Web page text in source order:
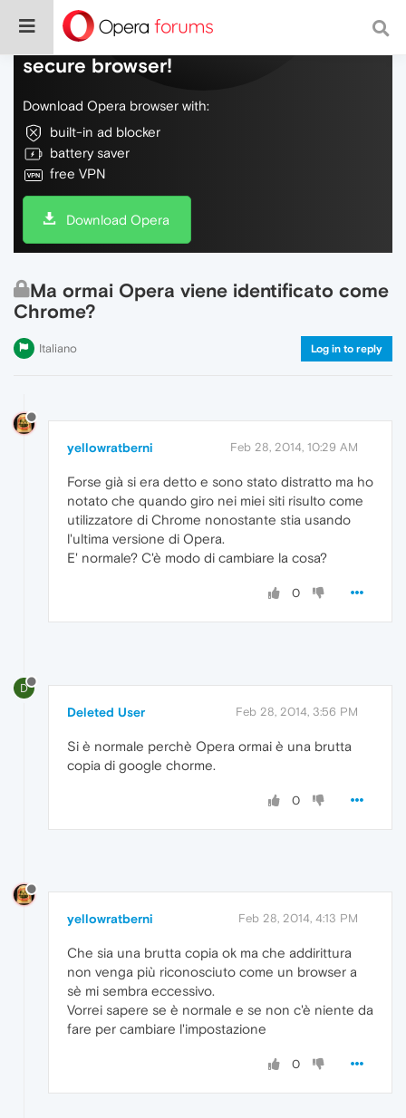
Do more on the web, with a fast and
secure browser!
Download Opera browser with:
built-in ad blocker
battery saver
free VPN
Download Opera
Ma ormai Opera viene identificato come
Chrome?
Italiano Log in to reply
yellowratberni Feb 28, 2014, 10:29 AM
Forse già si era detto e sono stato distratto ma ho
notato che quando giro nei miei siti risulto come
utilizzatore di Chrome nonostante stia usando
l'ultima versione di Opera.
E' normale? C'è modo di cambiare la cosa?
0
D
Deleted User Feb 28, 2014, 3:56 PM
Si è normale perchè Opera ormai è una brutta
copia di google chorme.
0
yellowratberni Feb 28, 2014, 4:13 PM
Che sia una brutta copia ok ma che addirittura
non venga più riconosciuto come un browser a
sè mi sembra eccessivo.
Vorrei sapere se è normale e se non c'è niente da
fare per cambiare l'impostazione
0